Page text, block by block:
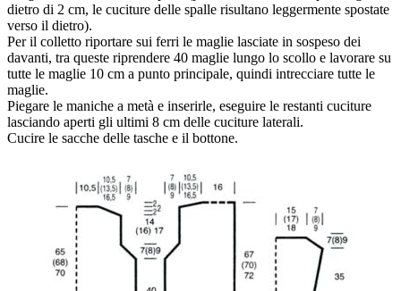
dietro di 2 cm, le cuciture delle spalle risultano leggermente spostate
verso il dietro).
Per il colletto riportare sui ferri le maglie lasciate in sospeso dei
davanti, tra queste riprendere 40 maglie lungo lo scollo e lavorare su
tutte le maglie 10 cm a punto principale, quindi intrecciare tutte le
maglie.
Piegare le maniche a metà e inserirle, eseguire le restanti cuciture
lasciando aperti gli ultimi 8 cm delle cuciture laterali.
Cucire le sacche delle tasche e il bottone.